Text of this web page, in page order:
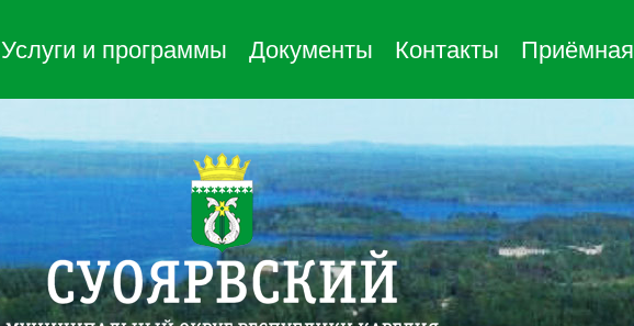
Услуги и программы Документы Контакты Приёмная